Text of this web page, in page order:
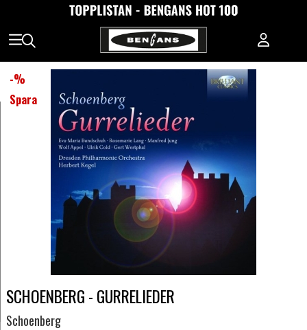
-%
Spara
SCHOENBERG - GURRELIEDER
Schoenberg